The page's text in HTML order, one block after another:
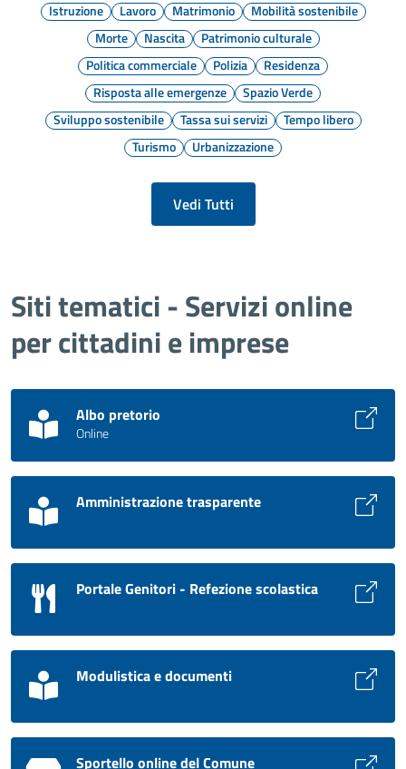
Istruzione
Lavoro Matrimonio
Mobilità sostenibile
Morte
Nascita
Patrimonio culturale
Politica commerciale
Polizia
Residenza
Risposta alle emergenze
Spazio Verde
Sviluppo sostenibile
Tassa sui servizi
Tempo libero
Turismo
Urbanizzazione
Vedi Tutti
Siti tematici - Servizi online
per cittadini e imprese
Albo pretorio
Online
Amministrazione trasparente
Portale Genitori - Refezione scolastica
Modulistica e documenti
Sportello online del Comune